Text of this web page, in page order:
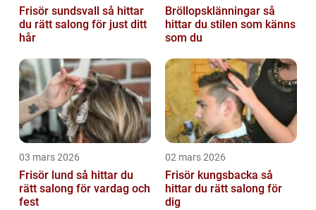
Frisör sundsvall så hittar
du rätt salong för just ditt
hår
Bröllopsklänningar så
hittar du stilen som känns
som du
03 mars 2026
Frisör lund så hittar du
rätt salong för vardag och
fest
02 mars 2026
Frisör kungsbacka så
hittar du rätt salong för
dig